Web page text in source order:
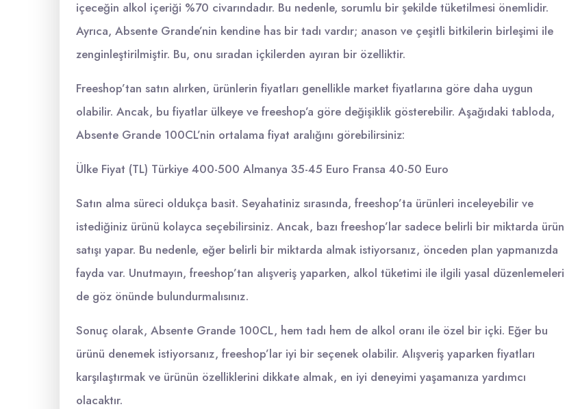
içeceğin alkol içeriği %70 civarındadır. Bu nedenle, sorumlu bir şekilde tüketilmesi önemlidir.
Ayrıca, Absente Grande’nin kendine has bir tadı vardır; anason ve çeşitli bitkilerin birleşimi ile
zenginleştirilmiştir. Bu, onu sıradan içkilerden ayıran bir özelliktir.
Freeshop’tan satın alırken, ürünlerin fiyatları genellikle market fiyatlarına göre daha uygun
olabilir. Ancak, bu fiyatlar ülkeye ve freeshop’a göre değişiklik gösterebilir. Aşağıdaki tabloda,
Absente Grande 100CL’nin ortalama fiyat aralığını görebilirsiniz:
Ülke Fiyat (TL) Türkiye 400-500 Almanya 35-45 Euro Fransa 40-50 Euro
Satın alma süreci oldukça basit. Seyahatiniz sırasında, freeshop’ta ürünleri inceleyebilir ve
istediğiniz ürünü kolayca seçebilirsiniz. Ancak, bazı freeshop’lar sadece belirli bir miktarda ürün
satışı yapar. Bu nedenle, eğer belirli bir miktarda almak istiyorsanız, önceden plan yapmanızda
fayda var. Unutmayın, freeshop’tan alışveriş yaparken, alkol tüketimi ile ilgili yasal düzenlemeleri
de göz önünde bulundurmalısınız.
Sonuç olarak, Absente Grande 100CL, hem tadı hem de alkol oranı ile özel bir içki. Eğer bu
ürünü denemek istiyorsanız, freeshop’lar iyi bir seçenek olabilir. Alışveriş yaparken fiyatları
karşılaştırmak ve ürünün özelliklerini dikkate almak, en iyi deneyimi yaşamanıza yardımcı
olacaktır.